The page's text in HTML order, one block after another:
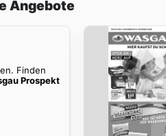
Angebote
Finden
Prospekt